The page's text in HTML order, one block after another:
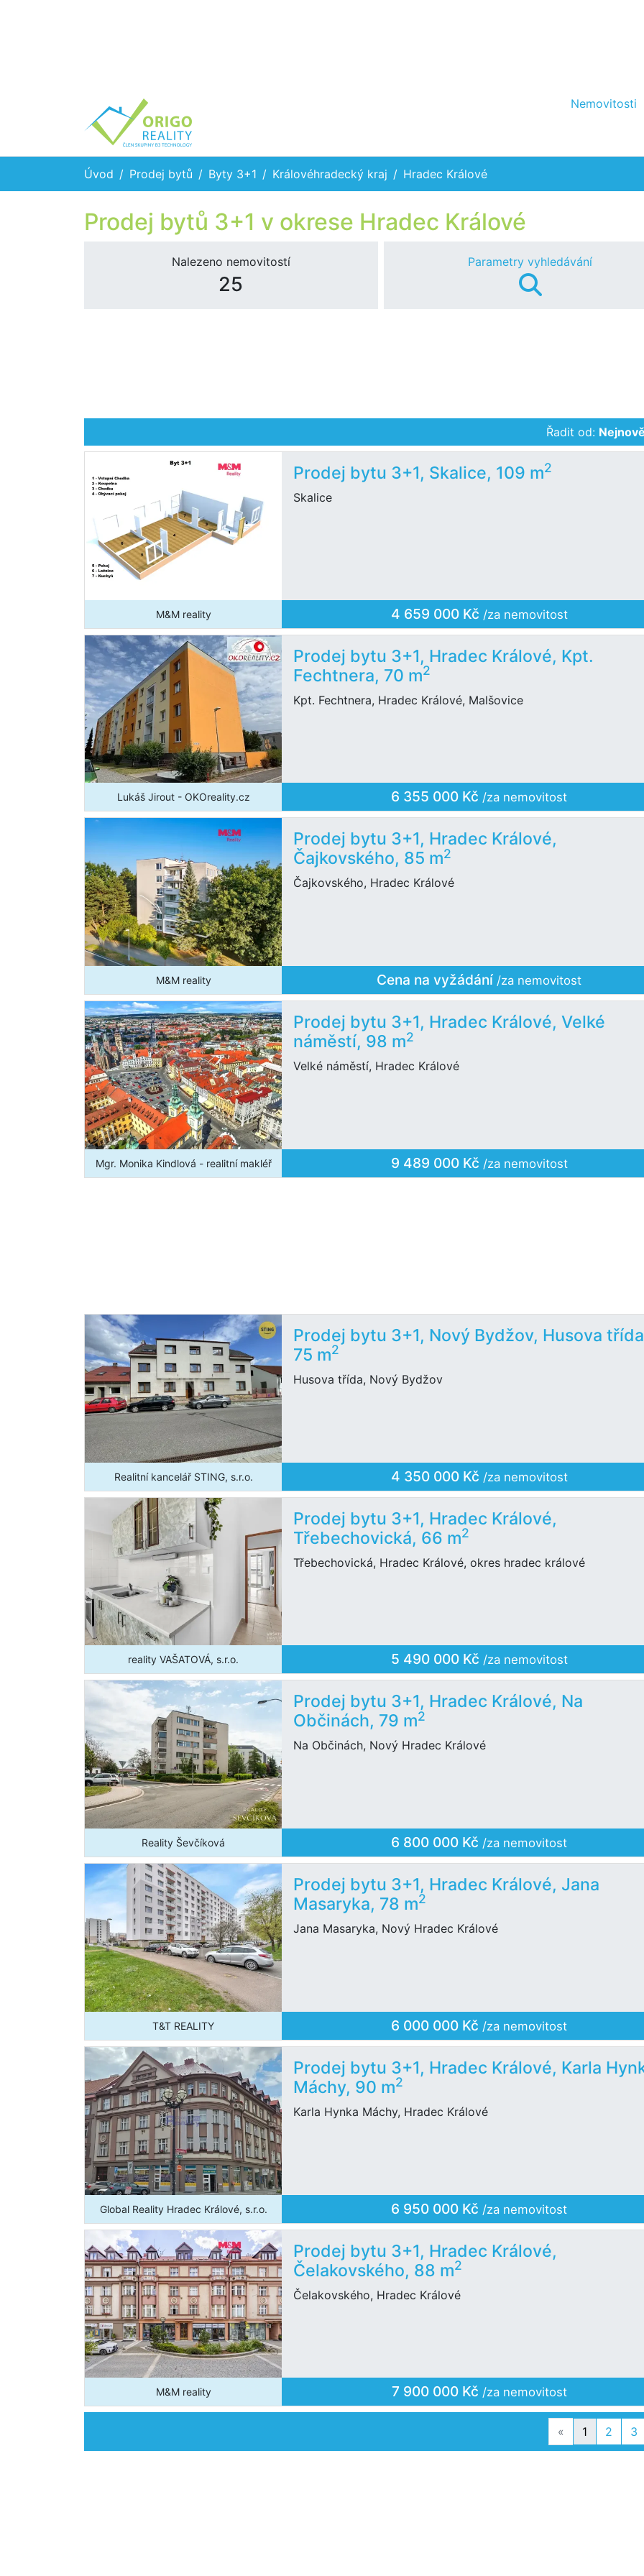
Nemovitosti
Úvod Prodej bytů Byty 3+1 Královéhradecký kraj Hradec Králové
Prodej bytů 3+1 v okrese Hradec Králové
Nalezeno nemovitostí
25
Parametry vyhledávání
Řadit od:
Prodej bytu 3+1, Skalice, 109 m2
Skalice
M&M reality 4 659 000 Kč /za nemovitost
Prodej bytu 3+1, Hradec Králové, Kpt.
Fechtnera, 70 m2
Kpt. Fechtnera, Hradec Králové, Malšovice
Lukáš Jirout - OKOreality.cz 6 355 000 Kč /za nemovitost
Prodej bytu 3+1, Hradec Králové,
Čajkovského, 85 m2
Čajkovského, Hradec Králové
M&M reality Cena na vyžádání /za nemovitost
Prodej bytu 3+1, Hradec Králové, Velké
náměstí, 98 m2
Velké náměstí, Hradec Králové
Mgr. Monika Kindlová - realitní makléř 9 489 000 Kč /za nemovitost
Prodej bytu 3+1, Nový Bydžov, Husova
75 m2
Husova třída, Nový Bydžov
Realitní kancelář STING, s.r.o. 4 350 000 Kč /za nemovitost
Prodej bytu 3+1, Hradec Králové,
Třebechovická, 66 m2
Třebechovická, Hradec Králové, okres hradec králové
reality VAŠATOVÁ, s.r.o. 5 490 000 Kč /za nemovitost
Prodej bytu 3+1, Hradec Králové, Na
Občinách, 79 m2
Na Občinách, Nový Hradec Králové
Reality Ševčíková 6 800 000 Kč /za nemovitost
Prodej bytu 3+1, Hradec Králové, Jana
Masaryka, 78 m2
Jana Masaryka, Nový Hradec Králové
T&T REALITY 6 000 000 Kč /za nemovitost
Prodej bytu 3+1, Hradec Králové, Karla
Máchy, 90 m2
Karla Hynka Máchy, Hradec Králové
Global Reality Hradec Králové, s.r.o. 6 950 000 Kč /za nemovitost
Prodej bytu 3+1, Hradec Králové,
Čelakovského, 88 m2
Čelakovského, Hradec Králové
M&M reality 7 900 000 Kč /za nemovitost
« Previous
1 2 3